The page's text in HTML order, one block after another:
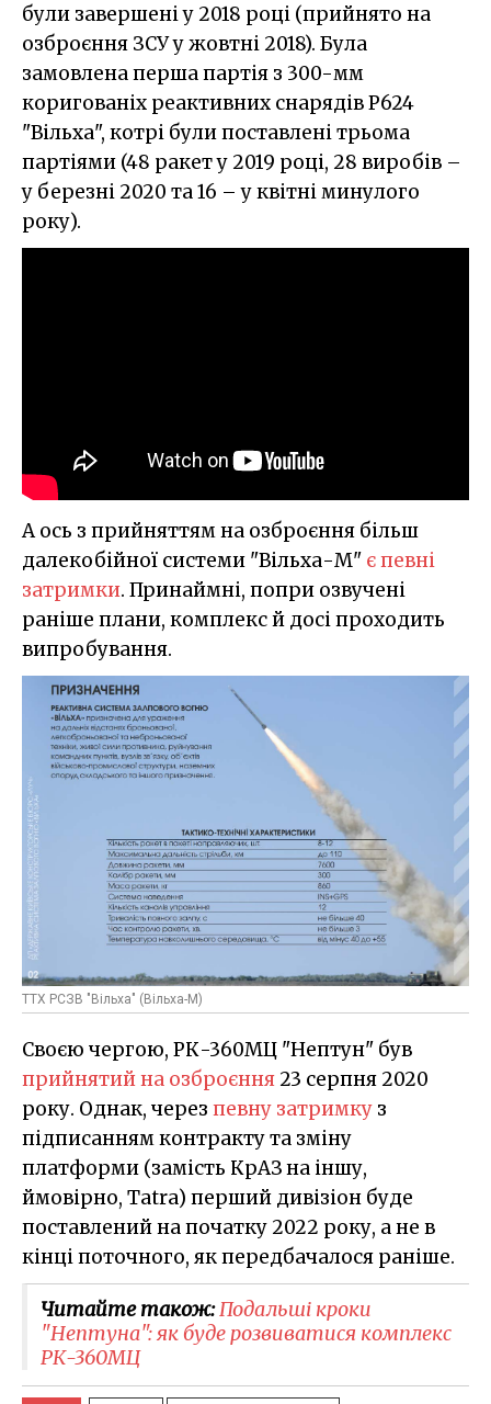
були завершені у 2018 році (прийнято на
озброєння ЗСУ у жовтні 2018). Була
замовлена перша партія з 300-мм
коригованіх реактивних снарядів Р624
"Вільха", котрі були поставлені трьома
партіями (48 ракет у 2019 році, 28 виробів –
у березні 2020 та 16 – у квітні минулого
року).
А ось з прийняттям на озброєння більш
далекобійної системи "Вільха-М" є певні
затримки. Принаймні, попри озвучені
раніше плани, комплекс й досі проходить
випробування.
ТТХ РСЗВ "Вільха" (Вільха-М)
Своєю чергою, РК-360МЦ "Нептун" був
прийнятий на озброєння 23 серпня 2020
року. Однак, через певну затримку з
підписанням контракту та зміну
платформи (замість КрАЗ на іншу,
ймовірно, Tatra) перший дивізіон буде
поставлений на початку 2022 року, а не в
кінці поточного, як передбачалося раніше.
Читайте також:Подальші кроки
"Нептуна": як буде розвиватися комплекс
РК-360МЦ